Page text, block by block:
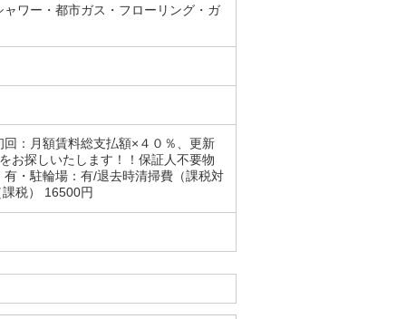
ワー・都市ガス・フローリング・ガ
：月額賃料総支払額×４０％、更新
お探しいたします！！保証人不要物
・駐輪場：有/退去時清掃費（課税対
税） 16500円